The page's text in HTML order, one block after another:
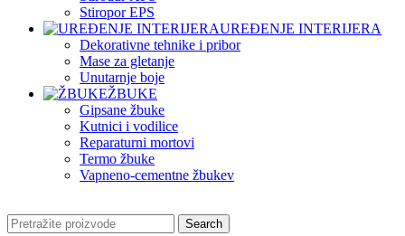
Stiropor EPS
UREĐENJE INTERIJERA
Dekorativne tehnike i pribor
Mase za gletanje
Unutarnje boje
ŽBUKE
Gipsane žbuke
Kutnici i vodilice
Reparaturni mortovi
Termo žbuke
Vapneno-cementne žbukev
Search